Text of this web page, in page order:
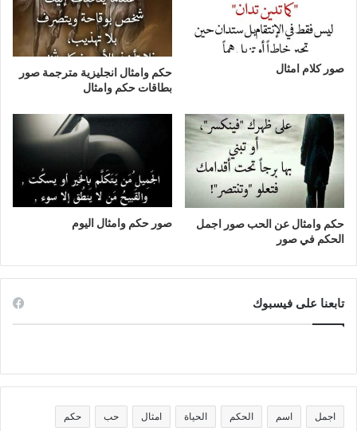
صور كلام امثال
حكم وامثال انجليزية مترجمة صور
بطاقات حكم وامثال
حكم وامثال عن الحب صور اجمل
الحكم في صور
صور حكم وامثال اليوم
تابعنا على فيسبوك
اجمل اسم الحكم الحياة امثال حب حكم